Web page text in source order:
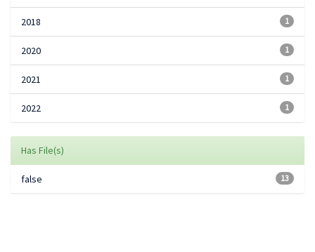
1
2018
1
2020
1
2021
1
2022
Has File(s)
13
false